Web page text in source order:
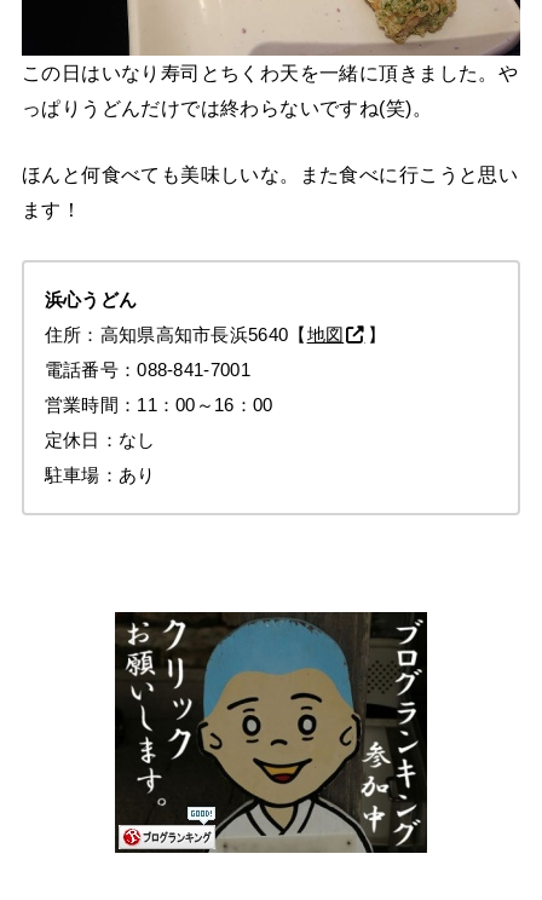
この日はいなり寿司とちくわ天を一緒に頂きました。や
っぱりうどんだけでは終わらないですね(笑)。
ほんと何食べても美味しいな。また食べに行こうと思い
ます！
浜心うどん
住所：高知県高知市長浜5640【地図
】
電話番号：088-841-7001
営業時間：11：00～16：00
定休日：なし
駐車場：あり